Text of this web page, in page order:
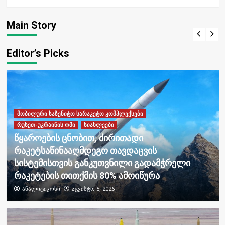
Main Story
სისტემისთვის განკუთვნილი გადამჭრელი
ანალიტიკოსი
Editor’s Picks
მობილური საზენიტო სარაკეტო კომპლექსები
რუსეთ-უკრაინის ომი
სიახლეები
წყაროების ცნობით, ძირითადი
რაკეტსაწინააღმდეგო თავდაცვის
სისტემისთვის განკუთვნილი გადამჭრელი
რაკეტების თითქმის 80% ამოიწურა
ანალიტიკოსი აგვისტო 5, 2026
სიახლეები